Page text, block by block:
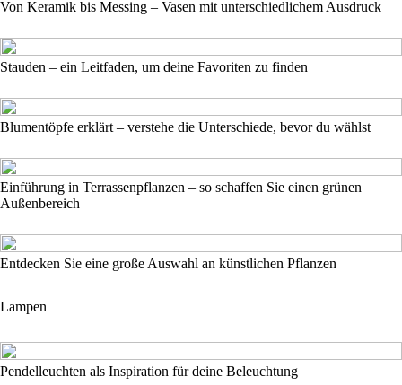
Von Keramik bis Messing – Vasen mit unterschiedlichem Ausdruck
Stauden – ein Leitfaden, um deine Favoriten zu finden
Blumentöpfe erklärt – verstehe die Unterschiede, bevor du wählst
Einführung in Terrassenpflanzen – so schaffen Sie einen grünen
Außenbereich
Entdecken Sie eine große Auswahl an künstlichen Pflanzen
Lampen
Pendelleuchten als Inspiration für deine Beleuchtung